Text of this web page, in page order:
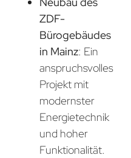
ZDF-
Bürogebäudes
in Mainz: Ein
anspruchsvolles
Projekt mit
modernster
Energietechnik
und hoher
Funktionalität.